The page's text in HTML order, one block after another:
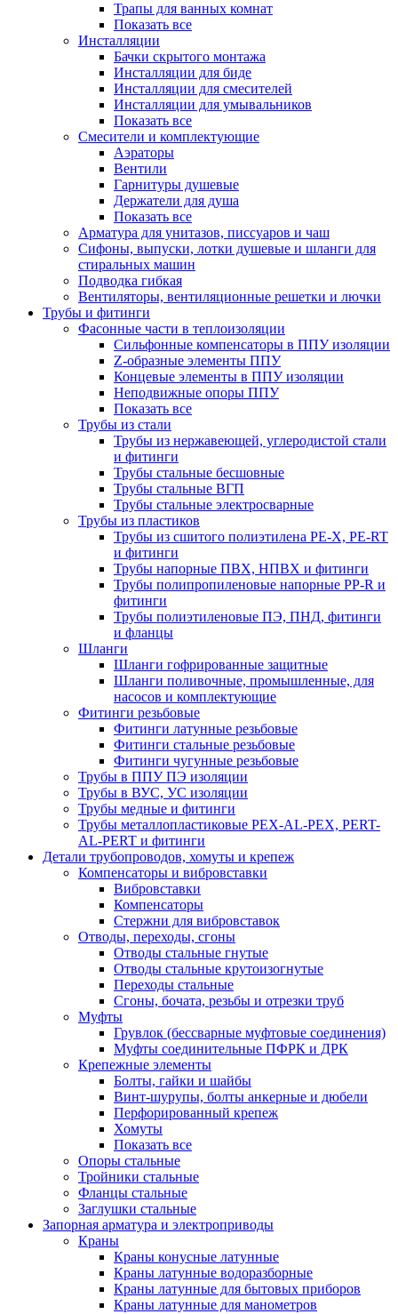
Трапы для ванных комнат
Показать все
Инсталляции
Бачки скрытого монтажа
Инсталляции для биде
Инсталляции для смесителей
Инсталляции для умывальников
Показать все
Смесители и комплектующие
Аэраторы
Вентили
Гарнитуры душевые
Держатели для душа
Показать все
Арматура для унитазов, писсуаров и чаш
Сифоны, выпуски, лотки душевые и шланги для
стиральных машин
Подводка гибкая
Вентиляторы, вентиляционные решетки и лючки
Трубы и фитинги
Фасонные части в теплоизоляции
Cильфонные компенсаторы в ППУ изоляции
Z-образные элементы ППУ
Концевые элементы в ППУ изоляции
Неподвижные опоры ППУ
Показать все
Трубы из стали
Трубы из нержавеющей, углеродистой стали
и фитинги
Трубы стальные бесшовные
Трубы стальные ВГП
Трубы стальные электросварные
Трубы из пластиков
Трубы из сшитого полиэтилена PE-X, PE-RT
и фитинги
Трубы напорные ПВХ, НПВХ и фитинги
Трубы полипропиленовые напорные PP-R и
фитинги
Трубы полиэтиленовые ПЭ, ПНД, фитинги
и фланцы
Шланги
Шланги гофрированные защитные
Шланги поливочные, промышленные, для
насосов и комплектующие
Фитинги резьбовые
Фитинги латунные резьбовые
Фитинги стальные резьбовые
Фитинги чугунные резьбовые
Трубы в ППУ ПЭ изоляции
Трубы в ВУС, УС изоляции
Трубы медные и фитинги
Трубы металлопластиковые PEX-AL-PEX, PERT-
AL-PERT и фитинги
Детали трубопроводов, хомуты и крепеж
Компенсаторы и вибровставки
Вибровставки
Компенсаторы
Стержни для вибровставок
Отводы, переходы, сгоны
Отводы стальные гнутые
Отводы стальные крутоизогнутые
Переходы стальные
Сгоны, бочата, резьбы и отрезки труб
Муфты
Грувлок (бессварные муфтовые соединения)
Муфты соединительные ПФРК и ДРК
Крепежные элементы
Болты, гайки и шайбы
Винт-шурупы, болты анкерные и дюбели
Перфорированный крепеж
Хомуты
Показать все
Опоры стальные
Тройники стальные
Фланцы стальные
Заглушки стальные
Запорная арматура и электроприводы
Краны
Краны конусные латунные
Краны латунные водоразборные
Краны латунные для бытовых приборов
Краны латунные для манометров